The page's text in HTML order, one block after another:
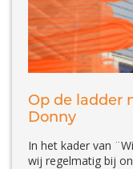
Op de ladder
Donny
In het kader van
wij regelmatig bij